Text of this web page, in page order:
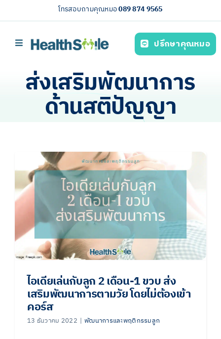
to
โทรสอบถามคุณหมอ089 874 9565
Toggle
บริการของเรา (Our services)
ความรู้สุขภาพ
ไทย
ปรึกษาคุณหมอ
ส่งเสริมพัฒนาการ
ด้านสติปัญญา
ไอเดียเล่นกับลูก 2 เดือน-1 ขวบ ส่ง
เสริมพัฒนาการตามวัย โดยไม่ต้องเข้า
คอร์ส
13 ธันวาคม 2022 | พัฒนาการและพฤติกรรมลูก